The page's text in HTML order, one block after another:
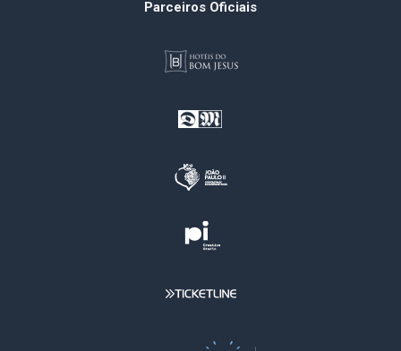
Parceiros Oficiais